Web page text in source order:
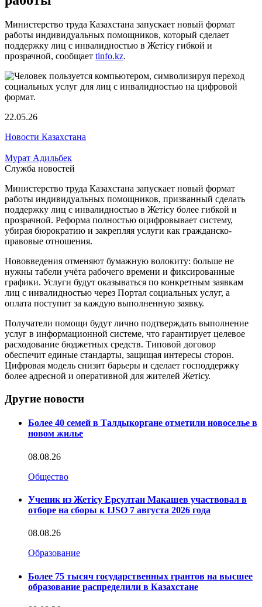
Министерство труда Казахстана запускает новый формат
работы индивидуальных помощников, который сделает
поддержку лиц с инвалидностью в Жетісу гибкой и
прозрачной, сообщает tinfo.kz.
22.05.26
Новости Казахстана
Мурат Адильбек
Служба новостей
Министерство труда Казахстана запускает новый формат
работы индивидуальных помощников, призванный сделать
поддержку лиц с инвалидностью в Жетісу более гибкой и
прозрачной. Реформа полностью оцифровывает систему,
убирая бюрократию и закрепляя услуги как гражданско-
правовые отношения.
Нововведения отменяют бумажную волокиту: больше не
нужны табели учёта рабочего времени и фиксированные
графики. Услуги будут оказываться по конкретным заявкам
лиц с инвалидностью через Портал социальных услуг, а
оплата поступит за каждую выполненную заявку.
Получатели помощи будут лично подтверждать выполнение
услуг в информационной системе, что гарантирует целевое
расходование бюджетных средств. Типовой договор
обеспечит единые стандарты, защищая интересы сторон.
Цифровая модель снизит барьеры и сделает господдержку
более адресной и оперативной для жителей Жетісу.
Другие новости
Более 40 семей в Талдыкоргане отметили новоселье в
новом жилье
08.08.26
Общество
Ученик из Жетісу Ерсултан Макашев участвовал в
отборе на сборы к IJSO 7 августа 2026 года
08.08.26
Образование
Более 75 тысяч государственных грантов на высшее
образование распределили в Казахстане